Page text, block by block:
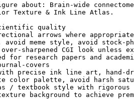
about: Brain-wide
Texture & Ink Line Atlas.
quality
arrows where appropriate
meme style, avoid stock-
sharpened CGI look unless
for research papers and
covers
precise ink line art, hand-
color palette, avoid harsh
/ textbook style with
background to achieve